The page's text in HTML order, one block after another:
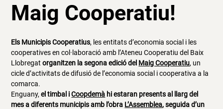
Maig Cooperatiu!
Els Municipis Cooperatius, les entitats d’economia social i les
cooperatives en col·laboració amb l’Ateneu Cooperatiu del Baix
Llobregatorganitzen la segona edició del Maig Cooperatiu, un
cicle d’activitats de difusió de l’economia social i cooperativa a la
comarca.
Enguany,el timbal iCoopdemà hi estaran presents al llarg del
mes a diferents municipis amb l’obra L’Assemblea, seguida d’un